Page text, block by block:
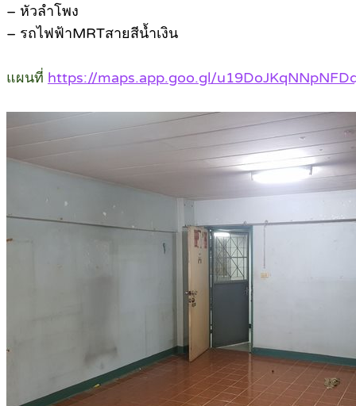
– หัวลำโพง
– รถไฟฟ้าMRTสายสีน้ำเงิน
แผนที่ https://maps.app.goo.gl/